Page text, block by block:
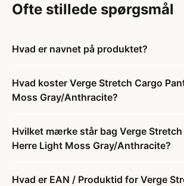
Ofte stillede spørgsmål
Hvad er navnet på produktet?
Hvad koster Verge Stretch Cargo
Moss Gray/Anthracite?
Hvilket mærke står bag Verge Stretch
Herre Light Moss Gray/Anthracite?
Hvad er EAN / Produktid for Verge